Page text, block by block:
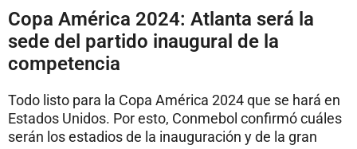
Copa América 2024: Atlanta será la
sede del partido inaugural de la
competencia
Todo listo para la Copa América 2024 que se hará en
Estados Unidos. Por esto, Conmebol confirmó cuáles
serán los estadios de la inauguración y de la gran